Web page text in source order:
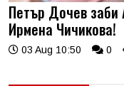
Петър Дочев заби
Ирмена Чичикова!
03 Aug 10:50 0